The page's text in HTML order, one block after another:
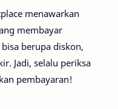
menawarkan
membayar
berupa diskon,
Jadi, selalu periksa
pembayaran!